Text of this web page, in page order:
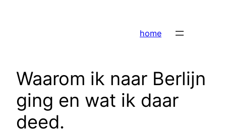
home
Waarom ik naar Berlijn
ging en wat ik daar
deed.